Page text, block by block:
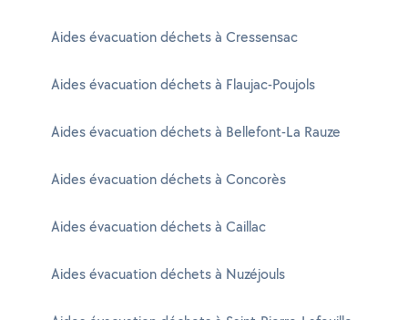
Aides évacuation déchets à Cressensac
Aides évacuation déchets à Flaujac-Poujols
Aides évacuation déchets à Bellefont-La Rauze
Aides évacuation déchets à Concorès
Aides évacuation déchets à Caillac
Aides évacuation déchets à Nuzéjouls